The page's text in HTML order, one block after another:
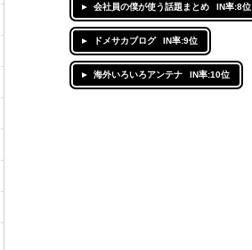
会社員の僕が使う話題まとめ IN率:8位
ドメサカブログ IN率:9位
海外いろいろアンテナ IN率:10位